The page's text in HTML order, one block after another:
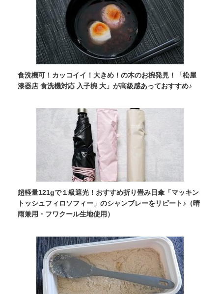
食洗機可！カッコイイ！大きめ！の木のお椀発見！「松屋
漆器店 食洗機対応 入子椀 大」が高級感あっておすすめ♪
超軽量121gで１級遮光！おすすめ折り畳み日傘「マッキン
トッシュフィロソフィー」のシャンブレーをリピート♪（晴
雨兼用・フワクール生地使用）